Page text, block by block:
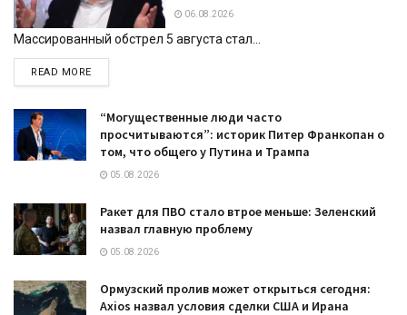
06.08.2026
Массированный обстрел 5 августа стал...
READ MOREDETAILS
“Могущественные люди часто
просчитываются”: историк Питер Франкопан о
том, что общего у Путина и Трампа
05.08.2026
Ракет для ПВО стало втрое меньше: Зеленский
назвал главную проблему
05.08.2026
Ормузский пролив может открыться сегодня:
Axios назвал условия сделки США и Ирана